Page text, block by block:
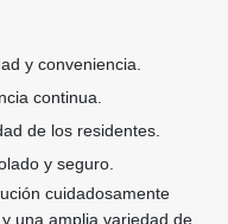
y conveniencia.
continua.
de los residentes.
y seguro.
cuidadosamente
una amplia variedad de